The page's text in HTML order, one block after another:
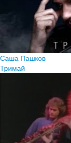
Саша Пашков
Тримай